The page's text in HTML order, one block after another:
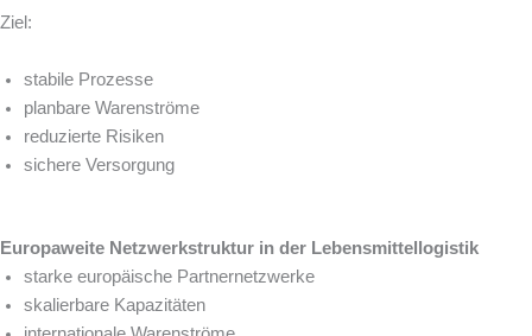
Ziel:
stabile Prozesse
planbare Warenströme
reduzierte Risiken
sichere Versorgung
Europaweite Netzwerkstruktur in der Lebensmittellogistik
starke europäische Partnernetzwerke
skalierbare Kapazitäten